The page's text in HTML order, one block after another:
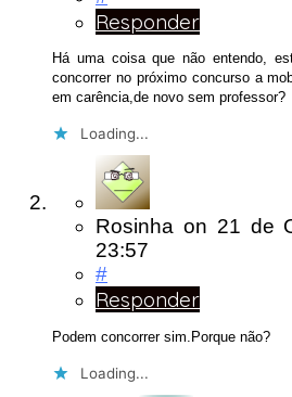
Responder
Há uma coisa que não entendo,
concorrer no próximo concurso a
em carência,de novo sem professor?
Loading...
Rosinha on 21 de
23:57
#
Responder
Podem concorrer sim.Porque não?
Loading...